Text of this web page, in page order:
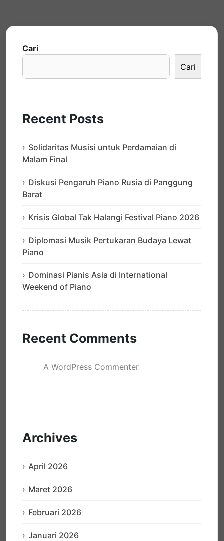
Cari
Cari
Recent Posts
Solidaritas Musisi untuk Perdamaian di
Malam Final
Diskusi Pengaruh Piano Rusia di Panggung
Barat
Krisis Global Tak Halangi Festival Piano 2026
Diplomasi Musik Pertukaran Budaya Lewat
Piano
Dominasi Pianis Asia di International
Weekend of Piano
Recent Comments
A WordPress Commenter
Archives
April 2026
Maret 2026
Februari 2026
Januari 2026